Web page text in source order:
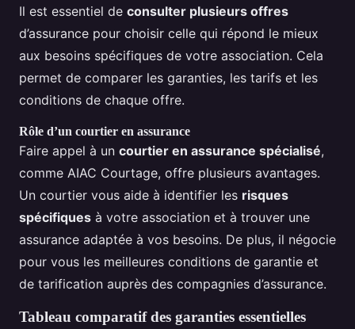
Il est essentiel de consulter plusieurs offres
d’assurance pour choisir celle qui répond le mieux
aux besoins spécifiques de votre association. Cela
permet de comparer les garanties, les tarifs et les
conditions de chaque offre.
Rôle d’un courtier en assurance
Faire appel à un courtier en assurance spécialisé,
comme AIAC Courtage, offre plusieurs avantages.
Un courtier vous aide à identifier les risques
spécifiques à votre association et à trouver une
assurance adaptée à vos besoins. De plus, il négocie
pour vous les meilleures conditions de garantie et
de tarification auprès des compagnies d’assurance.
Tableau comparatif des garanties essentielles